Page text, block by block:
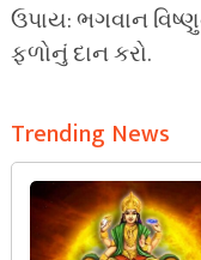
ઉપાય: ભગવાન
ફળોનું દાન કરો.
Trending News